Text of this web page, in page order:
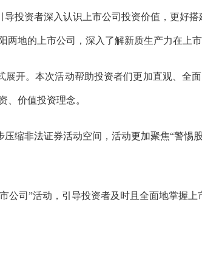
投资者深入认识上市公司投资价值，更好
两地的上市公司，深入了解新质生产力在上市
开。本次活动帮助投资者们更加直观、全
、价值投资理念。
缩非法证券活动空间，活动更加聚焦“警惕
公司”活动，引导投资者及时且全面地掌握上